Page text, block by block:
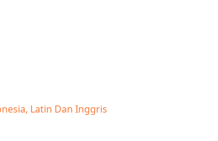
Latin Dan Inggris